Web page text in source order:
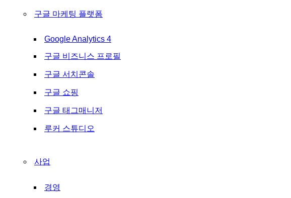
구글 마케팅 플랫폼
Google Analytics 4
구글 비즈니스 프로필
구글 서치콘솔
구글 쇼핑
구글 태그매니저
루커 스튜디오
사업
경영